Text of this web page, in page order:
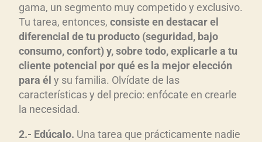
gama, un segmento muy competido y exclusivo.
Tu tarea, entonces, consiste en destacar el
diferencial de tu producto (seguridad, bajo
consumo, confort) y, sobre todo, explicarle a tu
cliente potencial por qué es la mejor elección
para él y su familia. Olvídate de las
características y del precio: enfócate en crearle
la necesidad.
2.- Edúcalo. Una tarea que prácticamente nadie